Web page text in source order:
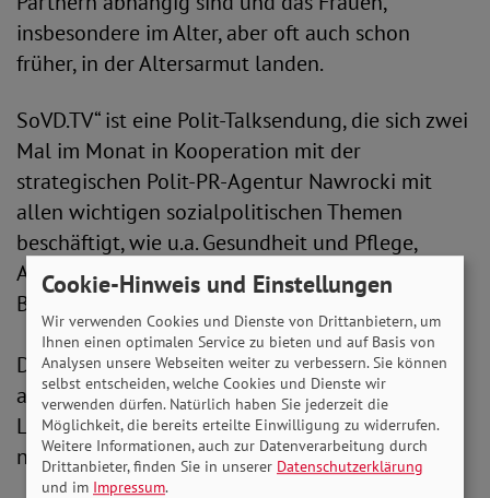
insbesondere im Alter, aber oft auch schon
früher, in der Altersarmut landen.
SoVD.TV“ ist eine Polit-Talksendung, die sich zwei
Mal im Monat in Kooperation mit der
strategischen Polit-PR-Agentur Nawrocki mit
allen wichtigen sozialpolitischen Themen
beschäftigt, wie u.a. Gesundheit und Pflege,
Armut, Frauen und Jugend, Rente oder
Behindertenpolitik.
Die aktuelle Sendung von SoVD.TV können Sie
auf dem SoVD-YouTube-Kanal unter folgendem
Link
nachschauen:https://youtu.be/BPxLY8Fq1EU
Cookie-Hinweis und Einstellungen
Wir verwenden Cookies und Dienste von Drittanbietern, um
Ihnen einen optimalen Service zu bieten und auf Basis von
Analysen unsere Webseiten weiter zu verbessern. Sie können
selbst entscheiden, welche Cookies und Dienste wir
verwenden dürfen. Natürlich haben Sie jederzeit die
Möglichkeit, die bereits erteilte Einwilligung zu widerrufen.
Weitere Informationen, auch zur Datenverarbeitung durch
Drittanbieter, finden Sie in unserer Datenschutzerklärung
und im Impressum.